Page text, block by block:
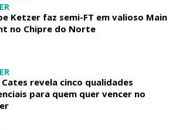
Ketzer faz semi-FT em valioso Main
no Chipre do Norte
Cates revela cinco qualidades
para quem quer vencer no